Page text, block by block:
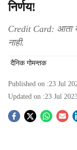
निर्णय!
Credit Card: आता
नाही.
दैनिक गोमन्तक
Published on :23 Jul
Updated on :23 Jul
S